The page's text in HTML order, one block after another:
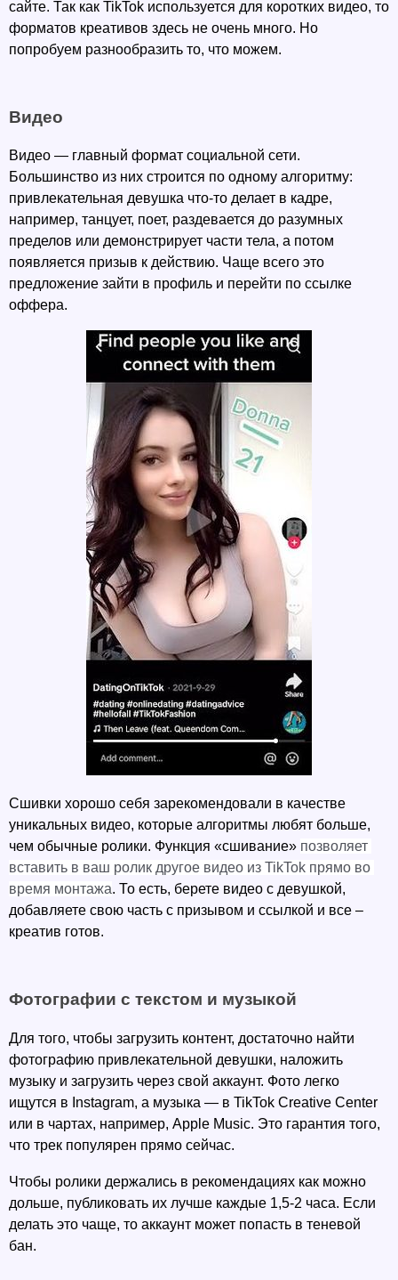
сайте. Так как TikTok используется для коротких видео, то
форматов креативов здесь не очень много. Но
попробуем разнообразить то, что можем.
Видео
Видео — главный формат социальной сети.
Большинство из них строится по одному алгоритму:
привлекательная девушка что-то делает в кадре,
например, танцует, поет, раздевается до разумных
пределов или демонстрирует части тела, а потом
появляется призыв к действию. Чаще всего это
предложение зайти в профиль и перейти по ссылке
оффера.
Сшивки хорошо себя зарекомендовали в качестве
уникальных видео, которые алгоритмы любят больше,
чем обычные ролики. Функция «сшивание» позволяет
вставить в ваш ролик другое видео из TikTok прямо во
время монтажа. То есть, берете видео с девушкой,
добавляете свою часть с призывом и ссылкой и все –
креатив готов.
Фотографии с текстом и музыкой
Для того, чтобы загрузить контент, достаточно найти
фотографию привлекательной девушки, наложить
музыку и загрузить через свой аккаунт. Фото легко
ищутся в Instagram, а музыка — в TikTok Creative Center
или в чартах, например, Apple Music. Это гарантия того,
что трек популярен прямо сейчас.
Чтобы ролики держались в рекомендациях как можно
дольше, публиковать их лучше каждые 1,5-2 часа. Если
делать это чаще, то аккаунт может попасть в теневой
бан.